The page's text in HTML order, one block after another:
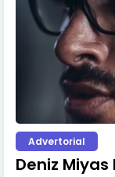
Advertorial
Deniz